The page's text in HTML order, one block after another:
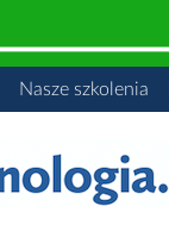
Nasze szkolenia